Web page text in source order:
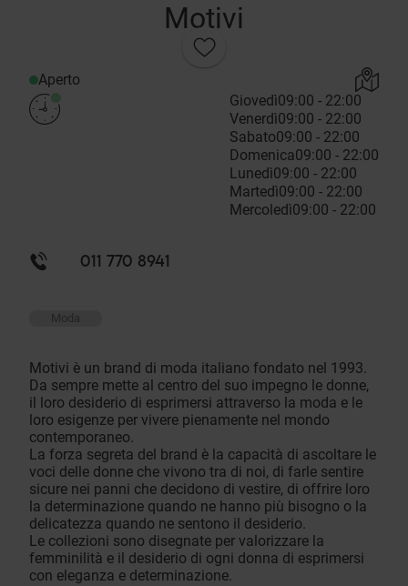
Motivi
Aperto
Giovedì09:00 - 22:00
Venerdì09:00 - 22:00
Sabato09:00 - 22:00
Domenica09:00 - 22:00
Lunedì09:00 - 22:00
Martedì09:00 - 22:00
Mercoledì09:00 - 22:00
011 770 8941
Moda
Motivi è un brand di moda italiano fondato nel 1993.
Da sempre mette al centro del suo impegno le donne,
il loro desiderio di esprimersi attraverso la moda e le
loro esigenze per vivere pienamente nel mondo
contemporaneo.
La forza segreta del brand è la capacità di ascoltare le
voci delle donne che vivono tra di noi, di farle sentire
sicure nei panni che decidono di vestire, di offrire loro
la determinazione quando ne hanno più bisogno o la
delicatezza quando ne sentono il desiderio.
Le collezioni sono disegnate per valorizzare la
femminilità e il desiderio di ogni donna di esprimersi
con eleganza e determinazione.